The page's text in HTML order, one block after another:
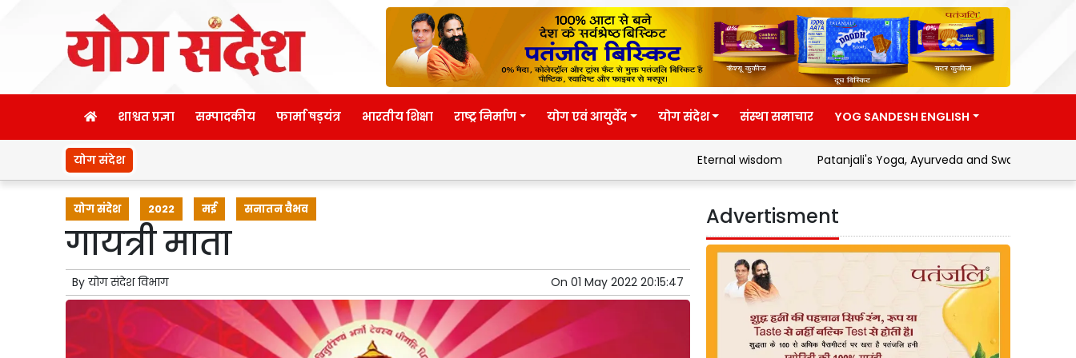
शाश्वत प्रज्ञा सम्पादकीय फार्मा षड़यंत्र भारतीय शिक्षा राष्ट्र निर्माण योग एवं आयुर्वेद योग संदेश संस्था समाचार YOG SANDESH ENGLISH
योग संदेश Eternal wisdom Patanjali's Yoga, Ayurveda and Swadeshi Movement
योग संदेश 2022 मई सनातन वैभव
गायत्री माता
By योग संदेश विभाग On 01 May 2022 20:15:47
Advertisment